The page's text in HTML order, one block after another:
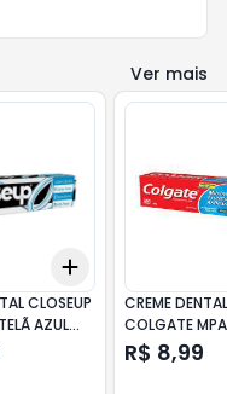
Ver mais
Add
CLOSEUP
AZUL
CREME DENTAL
COLGATE
REFRESCO
R$ 8,99